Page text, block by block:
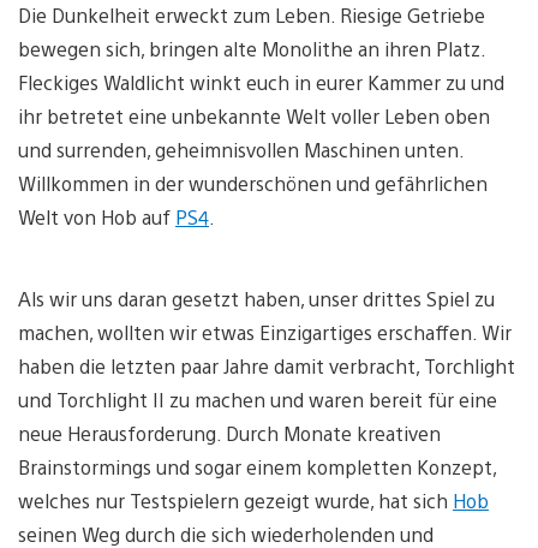
Die Dunkelheit erweckt zum Leben. Riesige Getriebe
bewegen sich, bringen alte Monolithe an ihren Platz.
Fleckiges Waldlicht winkt euch in eurer Kammer zu und
ihr betretet eine unbekannte Welt voller Leben oben
und surrenden, geheimnisvollen Maschinen unten.
Willkommen in der wunderschönen und gefährlichen
Welt von Hob auf PS4
Als wir uns daran gesetzt haben, unser drittes Spiel zu
machen, wollten wir etwas Einzigartiges erschaffen. Wir
haben die letzten paar Jahre damit verbracht, Torchlight
und Torchlight II zu machen und waren bereit für eine
neue Herausforderung. Durch Monate kreativen
Brainstormings und sogar einem kompletten Konzept,
welches nur Testspielern gezeigt wurde, hat sich Hob
seinen Weg durch die sich wiederholenden und